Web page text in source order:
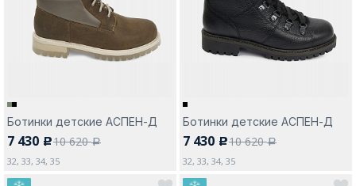
Ботинки детские АСПЕН-Д
7 430 c10 620a
32, 33, 34, 35
Ботинки детские АСПЕН-Д
7 430 c10 620a
32, 33, 34, 35